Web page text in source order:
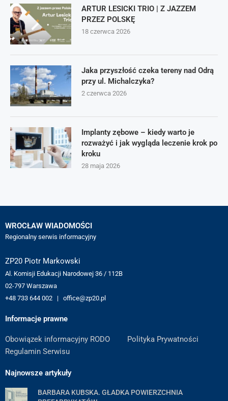
ARTUR LESICKI TRIO | Z JAZZEM
PRZEZ POLSKĘ
18 czerwca 2026
Jaka przyszłość czeka tereny nad Odrą
przy ul. Michalczyka?
2 czerwca 2026
Implanty zębowe – kiedy warto je
rozważyć i jak wygląda leczenie krok po
kroku
28 maja 2026
WROCŁAW WIADOMOŚCI
Regionalny serwis informacyjny
ZP20 Piotr Markowski
Al. Komisji Edukacji Narodowej 36 / 112B
02-797 Warszawa
+48 733 644 002 | office@zp20.pl
Informacje prawne
Obowiązek informacyjny RODO
Polityka Prywatności
Regulamin Serwisu
Najnowsze artykuły
BARBARA KUBSKA. GŁADKA POWIERZCHNIA